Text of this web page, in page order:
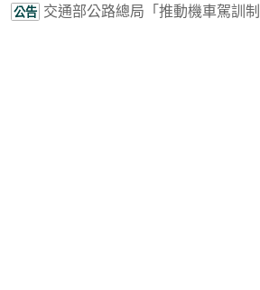
公告 交通部公路總局「推動機車駕訓